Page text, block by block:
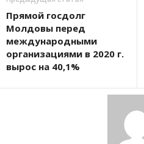
Прямой госдолг
Молдовы перед
международными
организациями в 2020 г.
вырос на 40,1%